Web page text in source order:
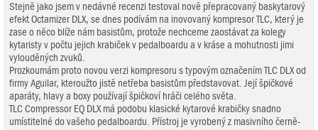
Stejně jako jsem v nedávné recenzi testoval nově přepracovaný baskytarový
efekt Octamizer DLX, se dnes podívám na inovovaný kompresor TLC, který je
zase o něco blíže nám basistům, protože nechceme zaostávat za kolegy
kytaristy v počtu jejich krabiček v pedalboardu a v kráse a mohutnosti jimi
vylouděných zvuků.
Prozkoumám proto novou verzi kompresoru s typovým označením TLC DLX od
firmy Aguilar, kteroužto jistě netřeba basistům představovat. Její špičkové
aparáty, hlavy a boxy používají špičkoví hráči celého světa.
TLC Compressor EQ DLX má podobu klasické kytarové krabičky snadno
umístitelné do vašeho pedalboardu. Přístroj je vyrobený z masivního černě-